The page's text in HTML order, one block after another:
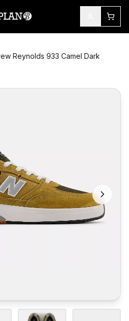
Reynolds 933 Camel Dark